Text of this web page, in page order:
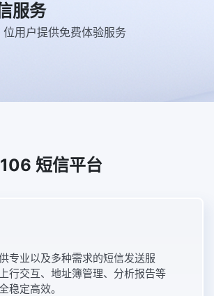
服务
用户提供免费体验服务
短信平台
专业以及多种需求的短信发送服
行交互、地址簿管理、分析报告等
稳定高效。